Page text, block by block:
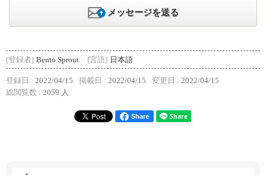
メッセージを送る
[登録者] Bento Sprout [言語] 日本語
登録日 : 2022/04/15 掲載日 : 2022/04/15 変更日 : 2022/04/15
総閲覧数 : 2059 人
Share